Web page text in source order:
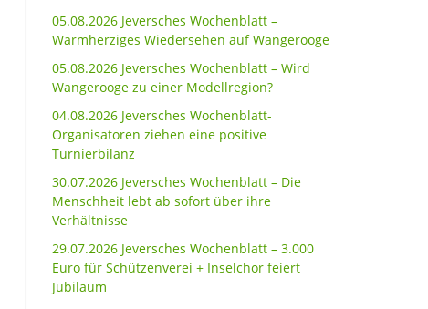
05.08.2026 Jeversches Wochenblatt –
Warmherziges Wiedersehen auf Wangerooge
05.08.2026 Jeversches Wochenblatt – Wird
Wangerooge zu einer Modellregion?
04.08.2026 Jeversches Wochenblatt-
Organisatoren ziehen eine positive
Turnierbilanz
30.07.2026 Jeversches Wochenblatt – Die
Menschheit lebt ab sofort über ihre
Verhältnisse
29.07.2026 Jeversches Wochenblatt – 3.000
Euro für Schützenverei + Inselchor feiert
Jubiläum